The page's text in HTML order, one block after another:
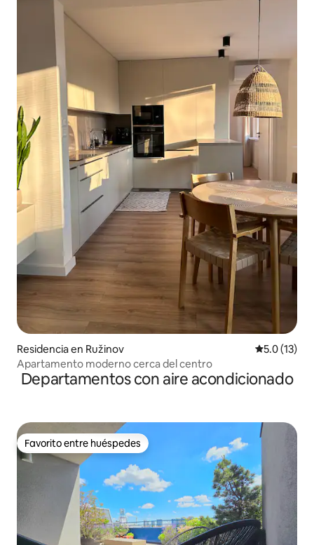
Residencia en Ružinov Calificación
5.0 (13)
Apartamento moderno cerca del centro
Departamentos con aire acondicionado
Favorito entre huéspedes
Favorito entre huéspedes